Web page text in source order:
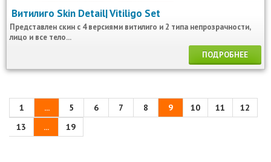
Витилиго Skin Detail| Vitiligo Set
Представлен скин с 4 версиями витилиго и 2 типа непрозрачности,
лицо и все тело...
ПОДРОБНЕЕ
1 ... 5 6 7 8 9 10 11
12
13
... 19